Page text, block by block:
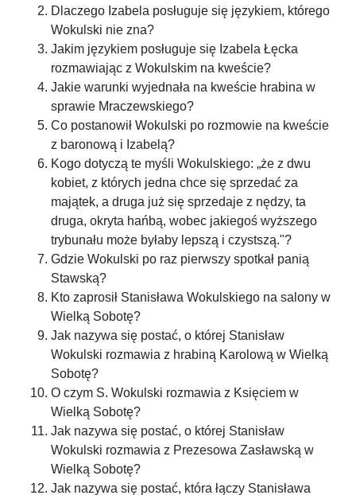
Dlaczego Izabela posługuje się językiem, którego
Wokulski nie zna?
Jakim językiem posługuje się Izabela Łęcka
rozmawiając z Wokulskim na kweście?
Jakie warunki wyjednała na kweście hrabina w
sprawie Mraczewskiego?
Co postanowił Wokulski po rozmowie na kweście
z baronową i Izabelą?
Kogo dotyczą te myśli Wokulskiego: „że z dwu
kobiet, z których jedna chce się sprzedać za
majątek, a druga już się sprzedaje z nędzy, ta
druga, okryta hańbą, wobec jakiegoś wyższego
trybunału może byłaby lepszą i czystszą."?
Gdzie Wokulski po raz pierwszy spotkał panią
Stawską?
Kto zaprosił Stanisława Wokulskiego na salony w
Wielką Sobotę?
Jak nazywa się postać, o której Stanisław
Wokulski rozmawia z hrabiną Karolową w Wielką
Sobotę?
O czym S. Wokulski rozmawia z Księciem w
Wielką Sobotę?
Jak nazywa się postać, o której Stanisław
Wokulski rozmawia z Prezesowa Zasławską w
Wielką Sobotę?
Jak nazywa się postać, która łączy Stanisława